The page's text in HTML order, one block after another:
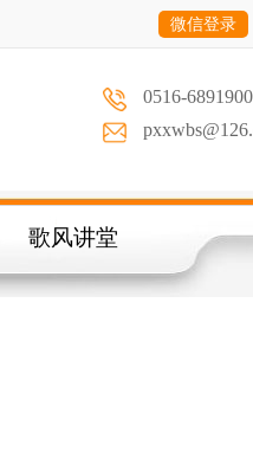
微信登录
0516-
歌风讲堂